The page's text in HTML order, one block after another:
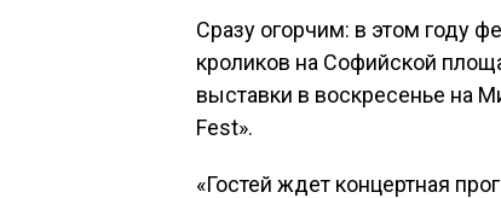
Сразу огорчим: в этом году
кроликов на Софийской
выставки в воскресенье на
Fest».
«Гостей ждет концертная